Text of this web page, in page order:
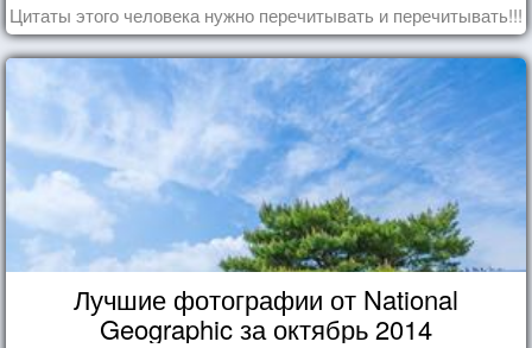
Цитаты этого человека нужно перечитывать и перечитывать!!!
Лучшие фотографии от National
Geographic за октябрь 2014